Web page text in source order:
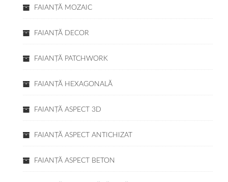
FAIANŢĂ MOZAIC
FAIANŢĂ DECOR
FAIANŢĂ PATCHWORK
FAIANŢĂ HEXAGONALĂ
FAIANŢĂ ASPECT 3D
FAIANŢĂ ASPECT ANTICHIZAT
FAIANŢĂ ASPECT BETON